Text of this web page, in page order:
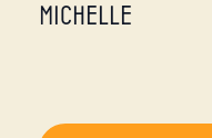
michelle